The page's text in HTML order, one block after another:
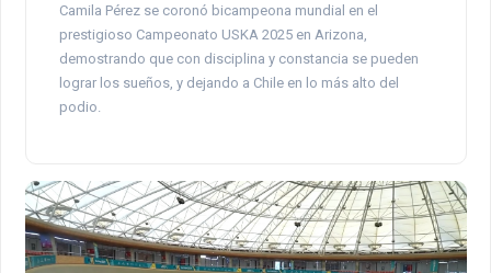
Camila Pérez se coronó bicampeona mundial en el
prestigioso Campeonato USKA 2025 en Arizona,
demostrando que con disciplina y constancia se pueden
lograr los sueños, y dejando a Chile en lo más alto del
podio.